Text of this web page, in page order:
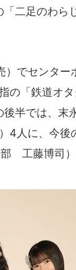
二足のわら
でセンター
の「鉄道オタ
後半では、末
4人に、今後
工藤博司）